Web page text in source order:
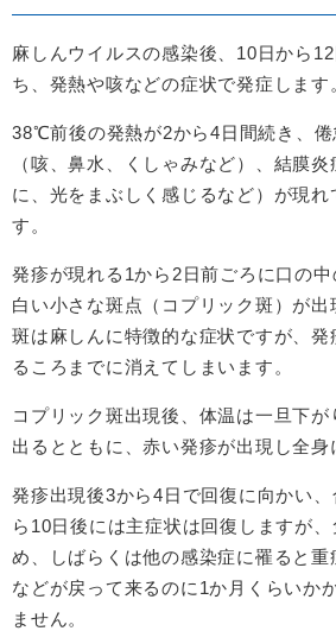
麻しんウイルスの感染後、10日から
ち、発熱や咳などの症状で発症します
38℃前後の発熱が2から4日間続き、倦
（咳、鼻水、くしゃみなど）、結膜
に、光をまぶしく感じるなど）が現れ
す。
発疹が現れる1から2日前ごろに口の
白い小さな斑点（コプリック斑）が
斑は麻しんに特徴的な症状ですが、
るころまでに消えてしまいます。
コプリック斑出現後、体温は一旦下
出るとともに、赤い発疹が出現し全身
発疹出現後3から4日で回復に向かい
ら10日後には主症状は回復しますが
め、しばらくは他の感染症に罹ると重
などが戻って来るのに1か月くらいか
ません。